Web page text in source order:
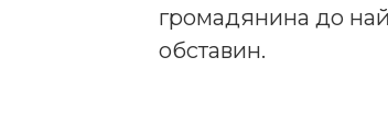
громадянина до
обставин.